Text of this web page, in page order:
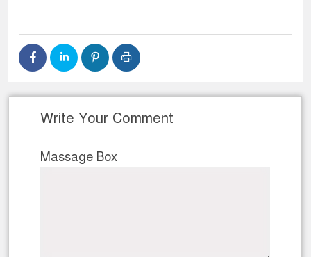
Write Your Comment
Massage Box